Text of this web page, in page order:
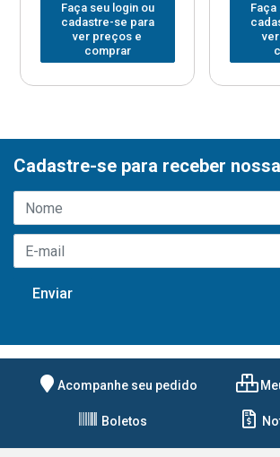
Faça seu login ou
cadastre-se para
ver preços e
comprar
Faça
Cadastre-se para receber
Acompanhe seu pedido
Boletos